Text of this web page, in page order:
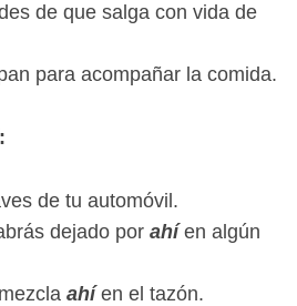
de que salga con vida de
para acompañar la comida.
de tu automóvil.
dejado por ahíen algún
ahíen el tazón.